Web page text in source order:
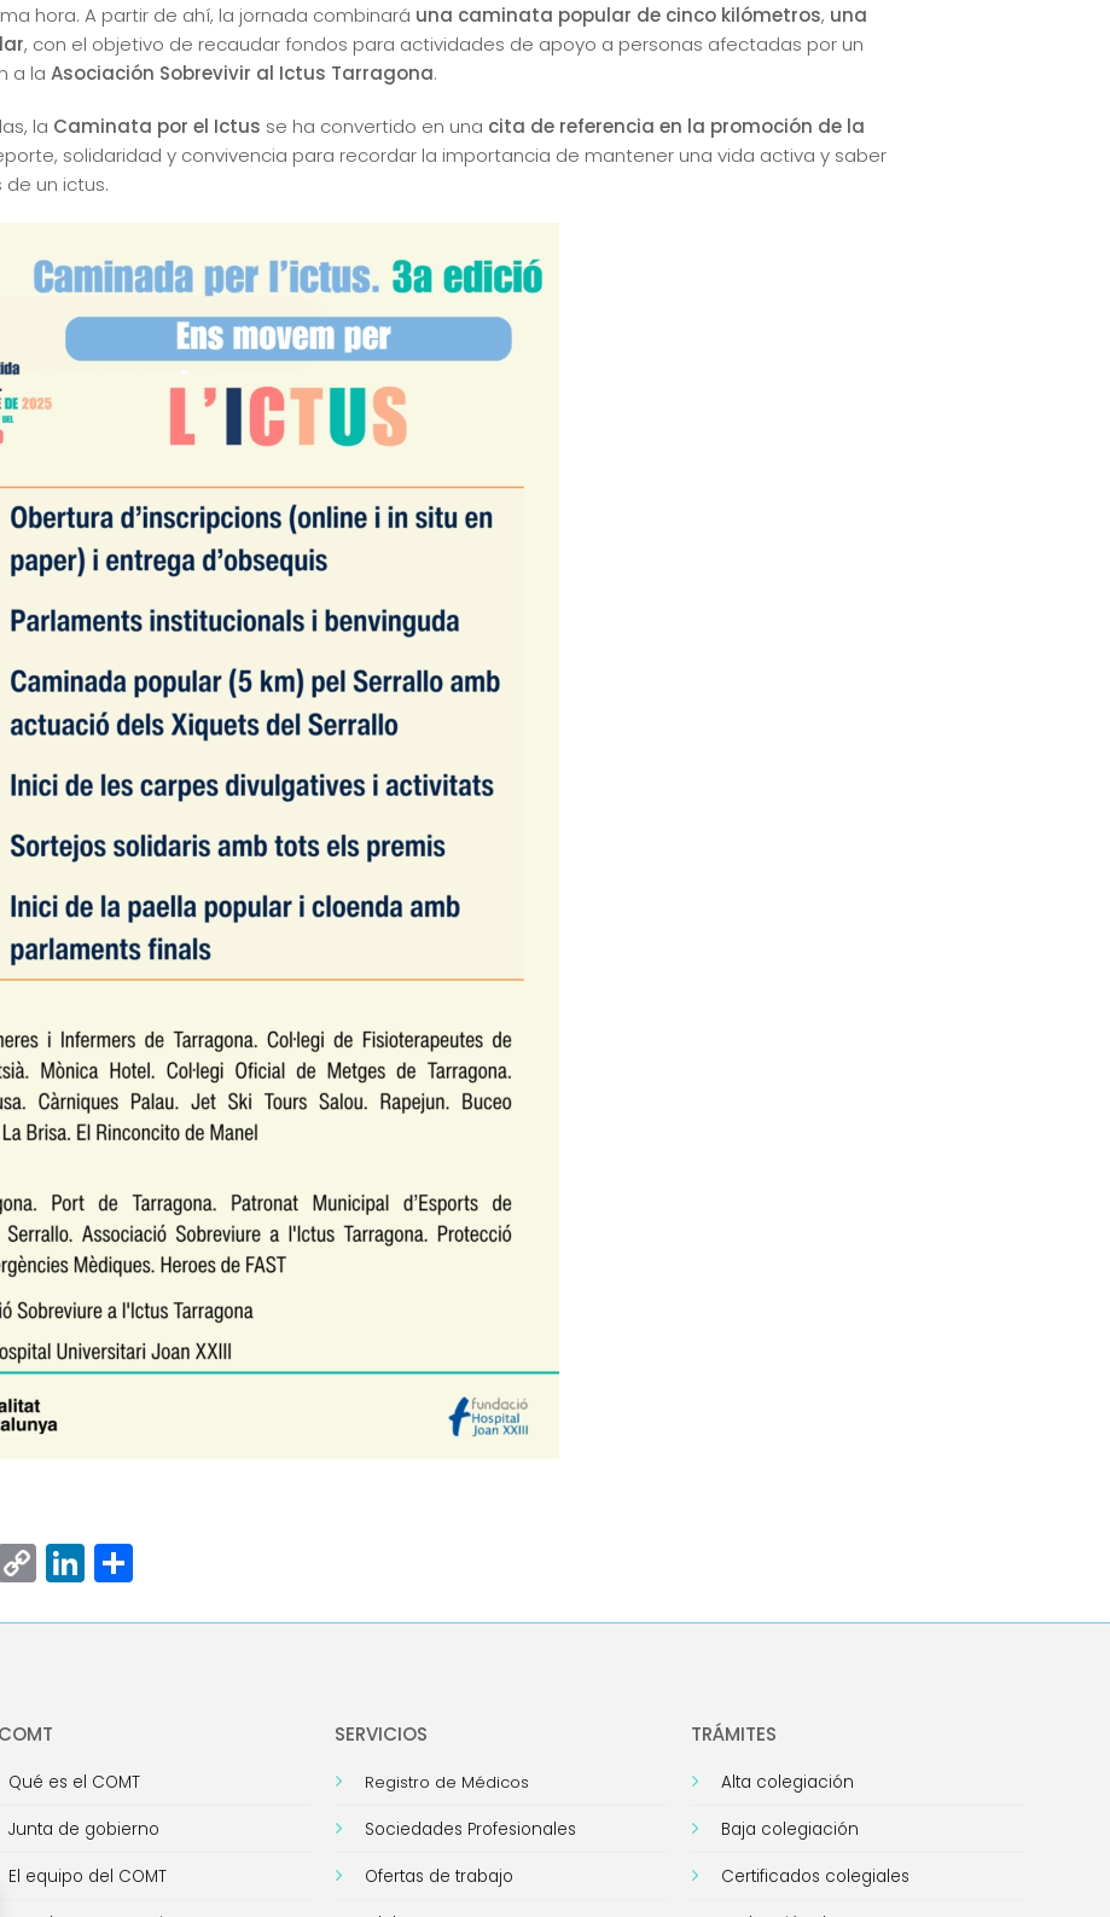
hora. A partir de ahí, la jornada combinará una caminata popular de cinco kilómetros, una
, con el objetivo de recaudar fondos para actividades de apoyo a personas afectadas por un
a la Asociación Sobrevivir al Ictus Tarragona.
la Caminata por el Ictus se ha convertido en una cita de referencia en la promoción de la
solidaridad y convivencia para recordar la importancia de mantener una vida activa y saber
un ictus.
Copy
Link
LinkedIn
Compartir
Qué es el COMT
Junta de gobierno
El equipo del COMT
SERVICIOS
Registro de Médicos
Sociedades Profesionales
Ofertas de trabajo
TRÁMITES
Alta colegiación
Baja colegiación
Certificados colegiales